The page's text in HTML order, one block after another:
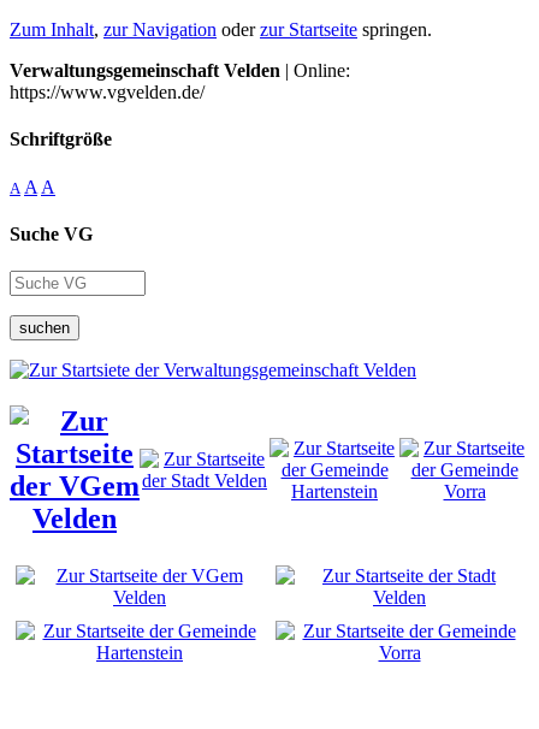
Zum Inhalt, zur Navigation oderzur Startseite springen.
Verwaltungsgemeinschaft Velden | Online:
https://www.vgvelden.de/
Schriftgröße
A A A
Suche VG
suchen